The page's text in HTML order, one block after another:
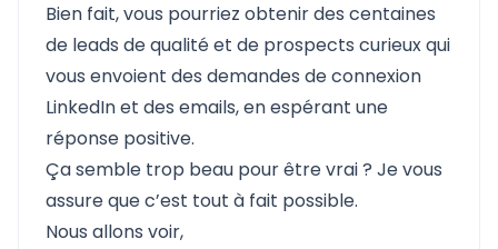
Bien fait, vous pourriez obtenir des centaines
de leads de qualité et de prospects curieux qui
vous envoient des demandes de connexion
LinkedIn et des emails, en espérant une
réponse positive.
Ça semble trop beau pour être vrai ? Je vous
assure que c’est tout à fait possible.
Nous allons voir,